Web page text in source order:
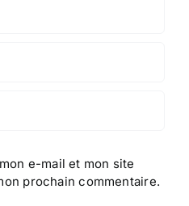
e-mail et mon site
prochain commentaire.